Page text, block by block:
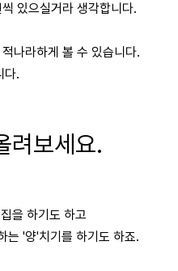
있으실거라 생각합니다.
나라하게 볼 수 있습니다.
다.
려보세요.
을 하기도 하고
는 '양'치기를 하기도 하죠.